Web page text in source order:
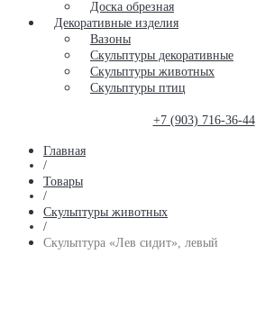
Доска обрезная
Декоративные изделия
Вазоны
Скульптуры декоративные
Скульптуры животных
Скульптуры птиц
+7 (903) 716-36-44
Главная
/
Товары
/
Скульптуры животных
/
Скульптура «Лев сидит», левый